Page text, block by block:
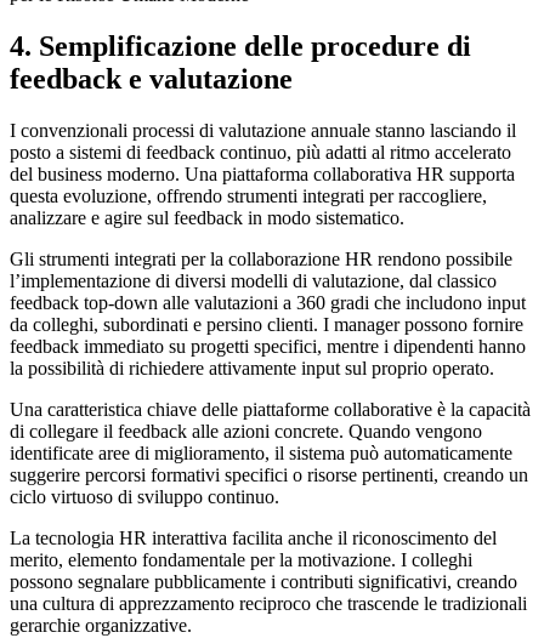
4. Semplificazione delle procedure di
feedback e valutazione
I convenzionali processi di valutazione annuale stanno lasciando il
posto a sistemi di feedback continuo, più adatti al ritmo accelerato
del business moderno. Una piattaforma collaborativa HR supporta
questa evoluzione, offrendo strumenti integrati per raccogliere,
analizzare e agire sul feedback in modo sistematico.
Gli strumenti integrati per la collaborazione HR rendono possibile
l’implementazione di diversi modelli di valutazione, dal classico
feedback top-down alle valutazioni a 360 gradi che includono input
da colleghi, subordinati e persino clienti. I manager possono fornire
feedback immediato su progetti specifici, mentre i dipendenti hanno
la possibilità di richiedere attivamente input sul proprio operato.
Una caratteristica chiave delle piattaforme collaborative è la capacità
di collegare il feedback alle azioni concrete. Quando vengono
identificate aree di miglioramento, il sistema può automaticamente
suggerire percorsi formativi specifici o risorse pertinenti, creando un
ciclo virtuoso di sviluppo continuo.
La tecnologia HR interattiva facilita anche il riconoscimento del
merito, elemento fondamentale per la motivazione. I colleghi
possono segnalare pubblicamente i contributi significativi, creando
una cultura di apprezzamento reciproco che trascende le tradizionali
gerarchie organizzative.